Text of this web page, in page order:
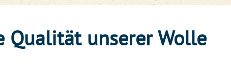
Qualität unserer Wolle